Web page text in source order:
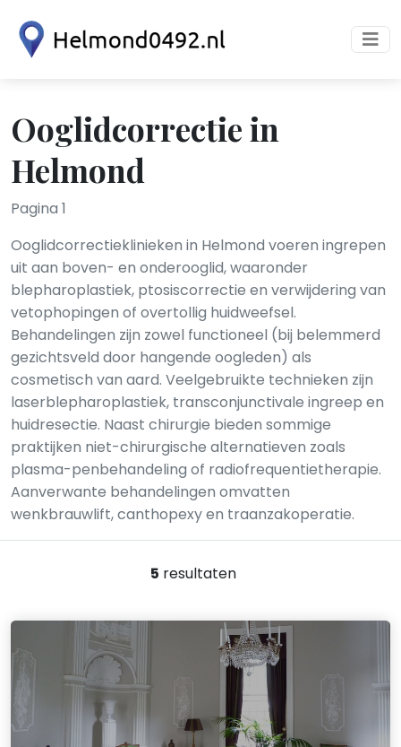
Ooglidcorrectie in
Helmond
Pagina 1
Ooglidcorrectieklinieken in Helmond voeren ingrepen
uit aan boven- en onderooglid, waaronder
blepharoplastiek, ptosiscorrectie en verwijdering van
vetophopingen of overtollig huidweefsel.
Behandelingen zijn zowel functioneel (bij belemmerd
gezichtsveld door hangende oogleden) als
cosmetisch van aard. Veelgebruikte technieken zijn
laserblepharoplastiek, transconjunctivale ingreep en
huidresectie. Naast chirurgie bieden sommige
praktijken niet-chirurgische alternatieven zoals
plasma-penbehandeling of radiofrequentietherapie.
Aanverwante behandelingen omvatten
wenkbrauwlift, canthopexy en traanzakoperatie.
5 resultaten